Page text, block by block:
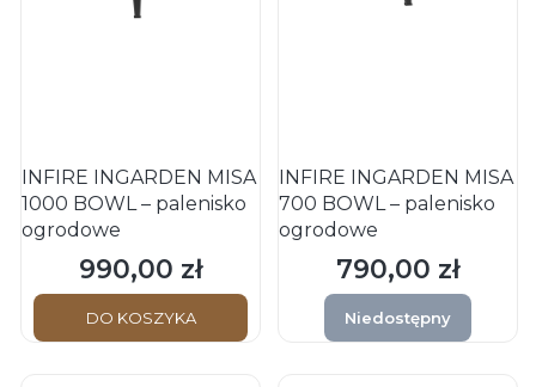
INFIRE INGARDEN MISA
1000 BOWL – palenisko
ogrodowe
Cena
990,00 zł
DO KOSZYKA
INFIRE INGARDEN MISA
700 BOWL – palenisko
ogrodowe
Cena
790,00 zł
Niedostępny